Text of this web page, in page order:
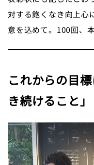
対する飽くなき向上心
意を込めて。100回、
これからの目
き続けること」